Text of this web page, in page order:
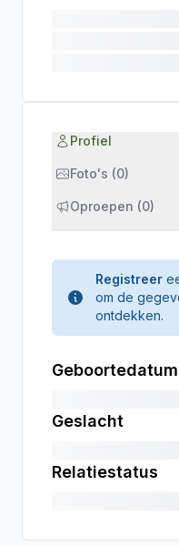
Profiel
Foto's (0)
Oproepen (0)
Registreer
om de
ontdekken.
Geboortedatum
Geslacht
Relatiestatus